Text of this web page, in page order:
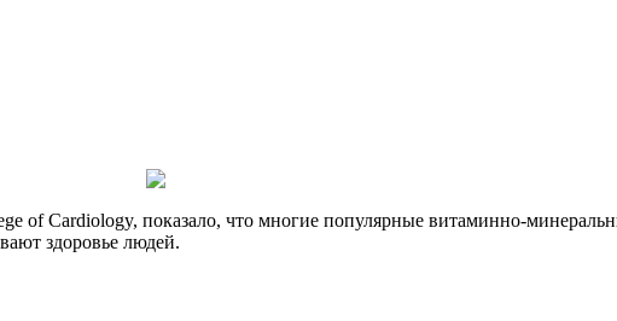
of Cardiology, показало, что многие популярные витаминно-
здоровье людей.